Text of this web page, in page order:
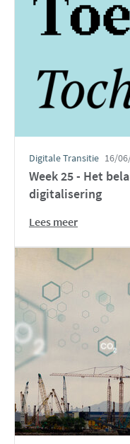
Week 25 - Het
digitalisering
Lees meer
Digitale Transitie 16/